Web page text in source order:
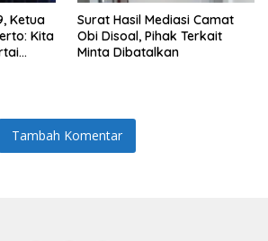
Ketua
Kita
Surat Hasil Mediasi Camat
Obi Disoal, Pihak Terkait
Minta Dibatalkan
Tambah Komentar